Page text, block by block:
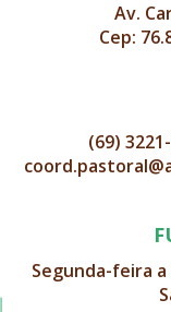
Av.
Cep:
(69)
Segunda-feira a